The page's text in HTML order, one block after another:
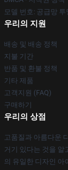
모델 번호: 공급망 투
우리의 지원
배송 및 배송 정책
지불 기간
반품 및 환불 정책
기타 제품
고객지원 (FAQ)
구매하기
우리의 상점
고품질과 아름다운
거기 있다는 것을 알
의 유일한 디자인 아